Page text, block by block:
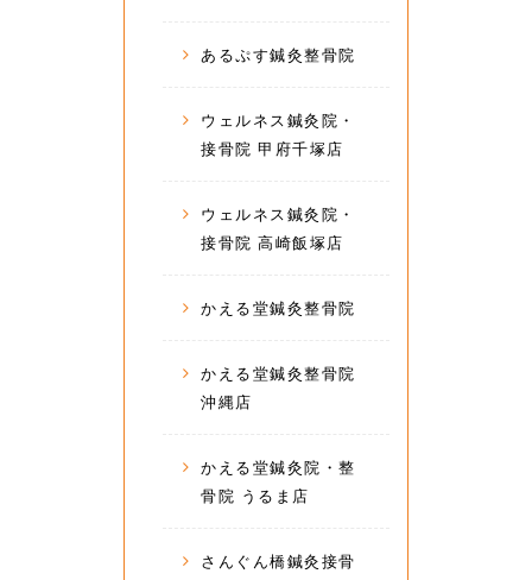
あるぷす鍼灸整骨院
ウェルネス鍼灸院・
接骨院 甲府千塚店
ウェルネス鍼灸院・
接骨院 高崎飯塚店
かえる堂鍼灸整骨院
かえる堂鍼灸整骨院
沖縄店
かえる堂鍼灸院・整
骨院 うるま店
さんぐん橋鍼灸接骨